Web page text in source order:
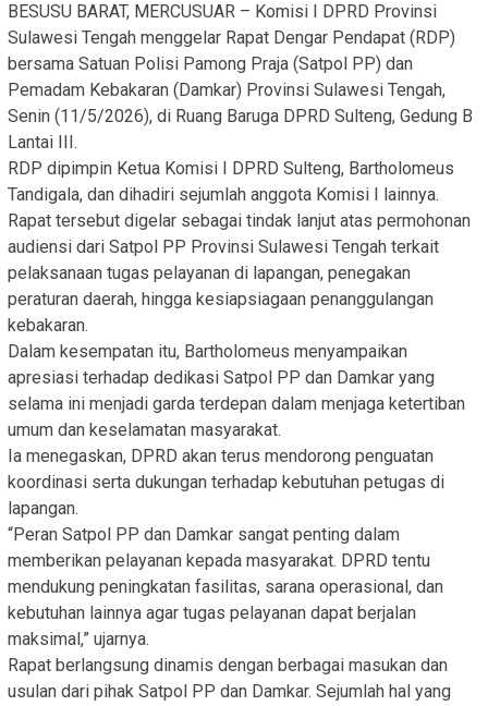
BESUSU BARAT, MERCUSUAR – Komisi I DPRD Provinsi
Sulawesi Tengah menggelar Rapat Dengar Pendapat (RDP)
bersama Satuan Polisi Pamong Praja (Satpol PP) dan
Pemadam Kebakaran (Damkar) Provinsi Sulawesi Tengah,
Senin (11/5/2026), di Ruang Baruga DPRD Sulteng, Gedung B
Lantai III.
RDP dipimpin Ketua Komisi I DPRD Sulteng, Bartholomeus
Tandigala, dan dihadiri sejumlah anggota Komisi I lainnya.
Rapat tersebut digelar sebagai tindak lanjut atas permohonan
audiensi dari Satpol PP Provinsi Sulawesi Tengah terkait
pelaksanaan tugas pelayanan di lapangan, penegakan
peraturan daerah, hingga kesiapsiagaan penanggulangan
kebakaran.
Dalam kesempatan itu, Bartholomeus menyampaikan
apresiasi terhadap dedikasi Satpol PP dan Damkar yang
selama ini menjadi garda terdepan dalam menjaga ketertiban
umum dan keselamatan masyarakat.
Ia menegaskan, DPRD akan terus mendorong penguatan
koordinasi serta dukungan terhadap kebutuhan petugas di
lapangan.
“Peran Satpol PP dan Damkar sangat penting dalam
memberikan pelayanan kepada masyarakat. DPRD tentu
mendukung peningkatan fasilitas, sarana operasional, dan
kebutuhan lainnya agar tugas pelayanan dapat berjalan
maksimal,” ujarnya.
Rapat berlangsung dinamis dengan berbagai masukan dan
usulan dari pihak Satpol PP dan Damkar. Sejumlah hal yang